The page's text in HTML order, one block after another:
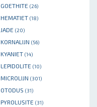
GOETHITE (26)
HEMATIET (18)
JADE (20)
KORNALIJN (56)
KYANIET (14)
LEPIDOLITE (10)
MICROLIJN (301)
OTODUS (31)
PYROLUSITE (31)